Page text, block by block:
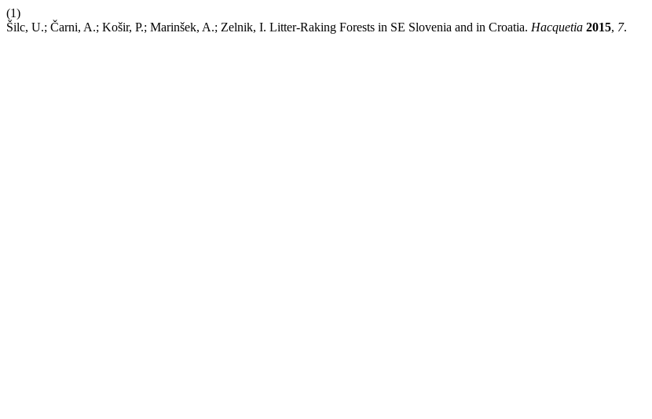
(1)
Šilc, U.; Čarni, A.; Košir, P.; Marinšek, A.; Zelnik, I. Litter-Raking Forests in SE Slovenia and in Croatia. Hacquetia 2015, 7.